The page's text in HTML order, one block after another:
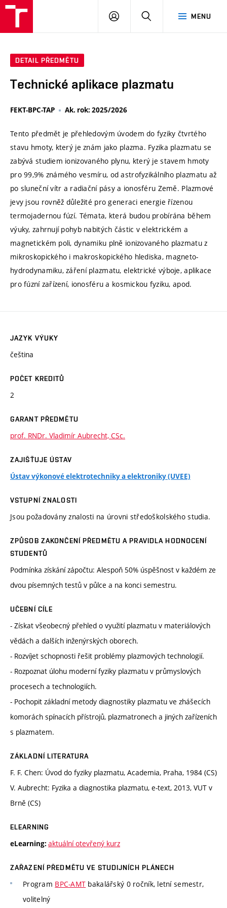
MENU
PŘIHLÁSIT
DETAIL PŘEDMĚTU
Technické aplikace plazmatu
FEKT-BPC-TAP Ak. rok: 2025/2026
Tento předmět je přehledovým úvodem do fyziky čtvrtého
stavu hmoty, který je znám jako plazma. Fyzika plazmatu se
zabývá studiem ionizovaného plynu, který je stavem hmoty
pro 99,9% známého vesmíru, od astrofyzikálního plazmatu až
po sluneční vítr a radiační pásy a ionosféru Země. Plazmové
jevy jsou rovněž důležité pro generaci energie řízenou
termojadernou fúzí. Témata, která budou probírána během
výuky, zahrnují pohyb nabitých částic v elektrickém a
magnetickém poli, dynamiku plně ionizovaného plazmatu z
mikroskopického i makroskopického hlediska, magneto-
hydrodynamiku, záření plazmatu, elektrické výboje, aplikace
pro fúzní zařízení, ionosféru a kosmickou fyziku, apod.
JAZYK VÝUKY
čeština
POČET KREDITŮ
2
GARANT PŘEDMĚTU
prof. RNDr. Vladimír Aubrecht, CSc.
ZAJIŠŤUJE ÚSTAV
Ústav výkonové elektrotechniky a elektroniky (UVEE)
VSTUPNÍ ZNALOSTI
Jsou požadovány znalosti na úrovni středoškolského studia.
ZPŮSOB ZAKONČENÍ PŘEDMĚTU A PRAVIDLA HODNOCENÍ
STUDENTŮ
Podmínka získání zápočtu: Alespoň 50% úspěšnost v každém ze
dvou písemných testů v půlce a na konci semestru.
UČEBNÍ CÍLE
- Získat všeobecný přehled o využití plazmatu v materiálových
vědách a dalších inženýrských oborech.
- Rozvíjet schopnosti řešit problémy plazmových technologií.
- Rozpoznat úlohu moderní fyziky plazmatu v průmyslových
procesech a technologiích.
- Pochopit základní metody diagnostiky plazmatu ve zhášecích
komorách spínacích přístrojů, plazmatronech a jiných zařízeních
s plazmatem.
ZÁKLADNÍ LITERATURA
F. F. Chen: Úvod do fyziky plazmatu, Academia, Praha, 1984 (CS)
V. Aubrecht: Fyzika a diagnostika plazmatu, e-text, 2013, VUT v
Brně (CS)
ELEARNING
eLearning: aktuální otevřený kurz
ZAŘAZENÍ PŘEDMĚTU VE STUDIJNÍCH PLÁNECH
Program BPC-AMT bakalářský 0 ročník, letní semestr,
volitelný